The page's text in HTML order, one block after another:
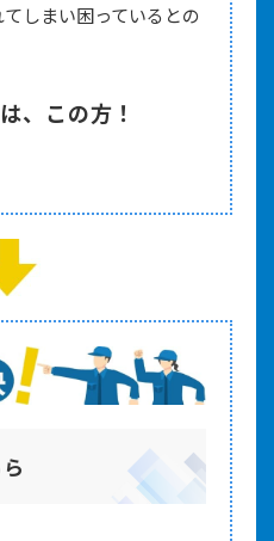
しまい困っているとの
、この方！